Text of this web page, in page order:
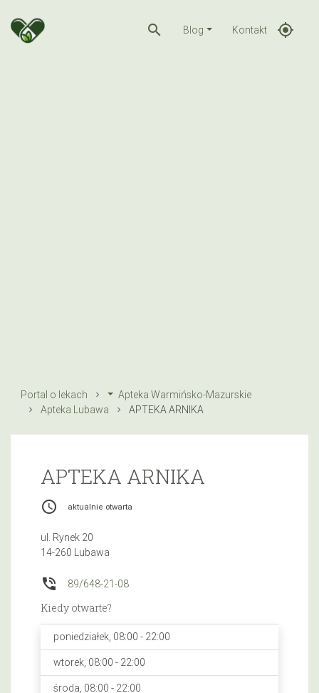
search Blog Kontakt gps_fixed
Portal o lekach
Apteka Warmińsko-Mazurskie
Apteka Lubawa
APTEKA ARNIKA
APTEKA ARNIKA
access_time aktualnie otwarta
ul. Rynek 20
14-260 Lubawa
phone_in_talk 89/648-21-08
Kiedy otwarte?
poniedziałek, 08:00 - 22:00
wtorek, 08:00 - 22:00
środa, 08:00 - 22:00